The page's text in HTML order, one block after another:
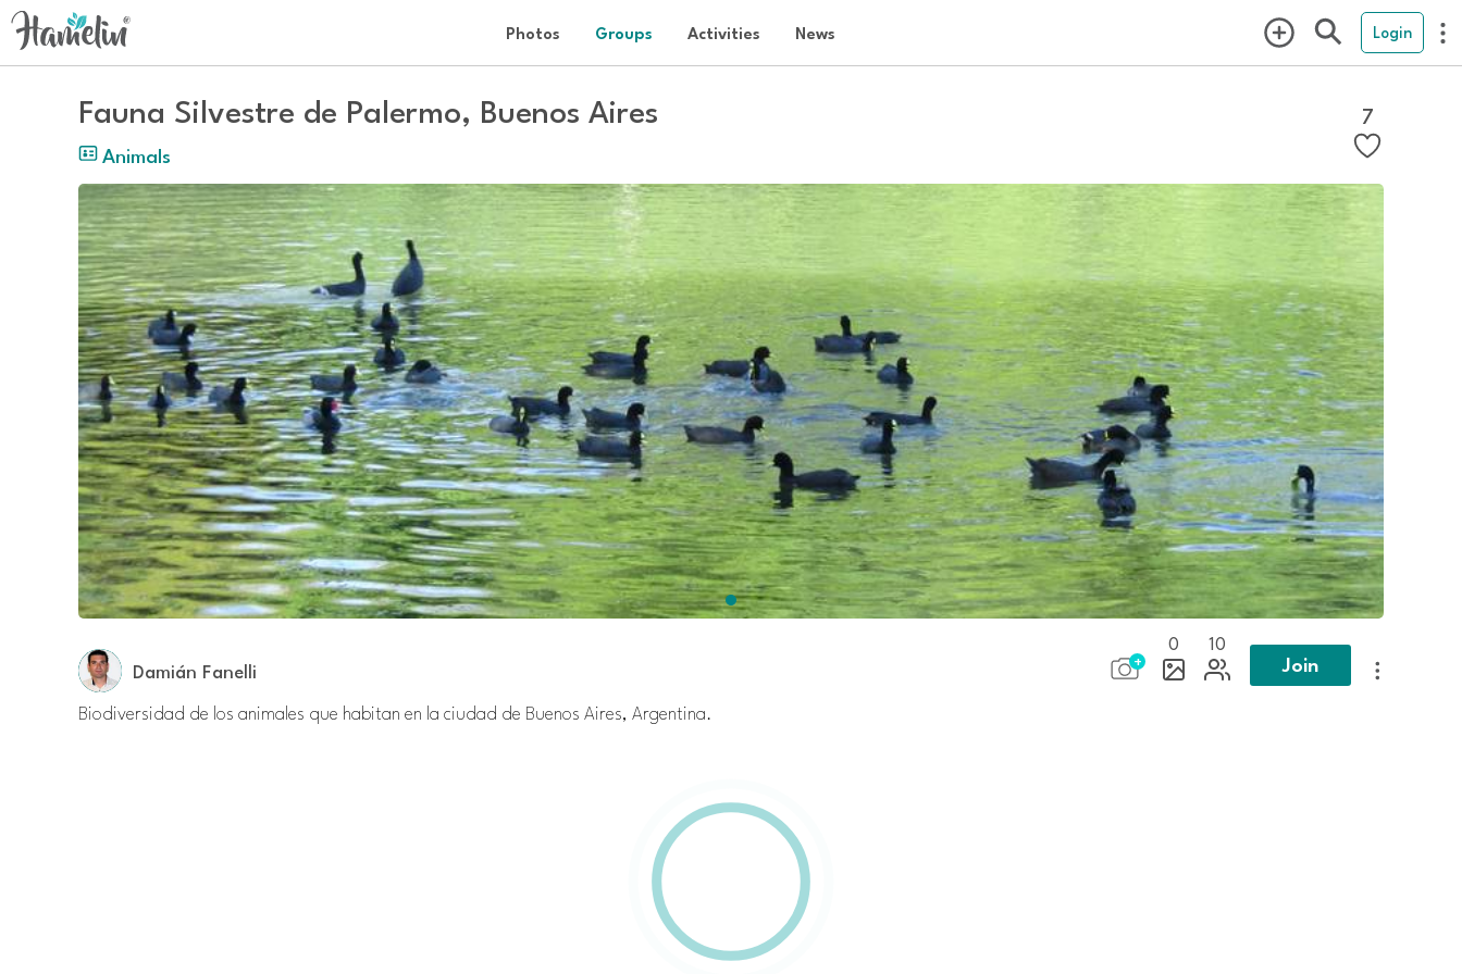
Photos Groups Activities News Login
Fauna Silvestre de Palermo, Buenos Aires
Animals
7
Damián Fanelli
0 10
Join
Biodiversidad de los animales que habitan en la ciudad de Buenos Aires, Argentina.